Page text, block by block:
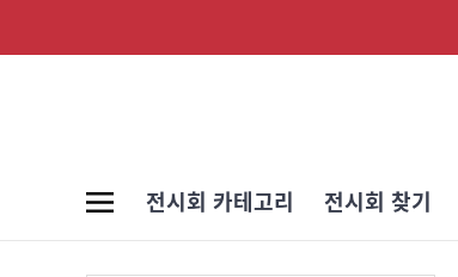
전시회 카테고리 전시회 찾기